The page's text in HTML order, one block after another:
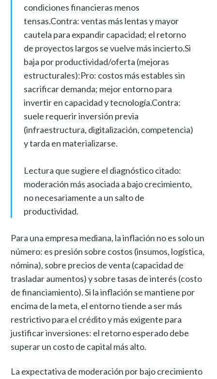
condiciones financieras menos
tensas.Contra: ventas más lentas y mayor
cautela para expandir capacidad; el retorno
de proyectos largos se vuelve más incierto.Si
baja por productividad/oferta (mejoras
estructurales):Pro: costos más estables sin
sacrificar demanda; mejor entorno para
invertir en capacidad y tecnología.Contra:
suele requerir inversión previa
(infraestructura, digitalización, competencia)
y tarda en materializarse.
Lectura que sugiere el diagnóstico citado:
moderación más asociada a bajo crecimiento,
no necesariamente a un salto de
productividad.
Para una empresa mediana, la inflación no es solo un
número: es presión sobre costos (insumos, logística,
nómina), sobre precios de venta (capacidad de
trasladar aumentos) y sobre tasas de interés (costo
de financiamiento). Si la inflación se mantiene por
encima de la meta, el entorno tiende a ser más
restrictivo para el crédito y más exigente para
justificar inversiones: el retorno esperado debe
superar un costo de capital más alto.
La expectativa de moderación por bajo crecimiento